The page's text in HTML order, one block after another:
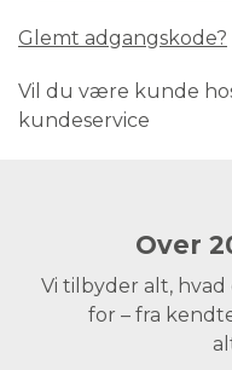
Glemt adgangskode?
Vil du være kunde
kundeservice
Over
Vi tilbyder alt,
for – fra